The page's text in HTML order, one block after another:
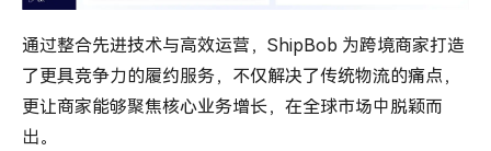
通过整合先进技术与高效运营，ShipBob 为跨境商家打造
了更具竞争力的履约服务，不仅解决了传统物流的痛点，
更让商家能够聚焦核心业务增长，在全球市场中脱颖而
出。